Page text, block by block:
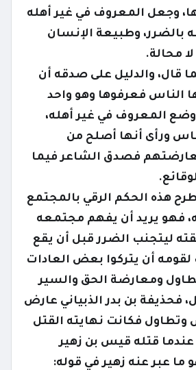
وجعل المعروف في غير أهله
بالضرر، وطبيعة الإنسان
محالة.
قال، والدليل على صدقه أن
الناس فعرفوها وهو واحد
المعروف في غير أهله،
ورأى أنها أصلح من
فصدق الشاعر فيما
هذه الحكم الرقي بالمجتمع
فهو يريد أن يفهم مجتمعه
ليتجنب الضرر قبل أن يقع
لقومه أن يتركوا بعض العادات
ومعارضة الحق والسير
فحذيفة بن بدر الذبياني عارض
فكانت نهايته القتل
عندما قتله قيس بن زهير
ما عبر عنه زهير في قوله: